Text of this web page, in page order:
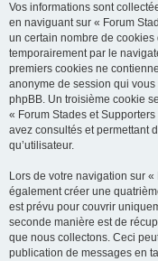
Vos informations sont
en naviguant sur « Forum
un certain nombre de
temporairement par le
premiers cookies ne
anonyme de session qui
phpBB. Un troisième cookie
« Forum Stades et
avez consultés et permettant
qu’utilisateur.
Lors de votre navigation sur
également créer une
est prévu pour couvrir
seconde manière est de
que nous collectons. Ceci
publication de messages en